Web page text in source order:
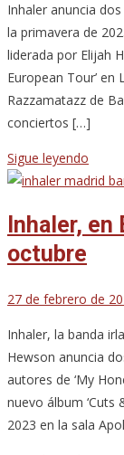
Inhaler anuncia
la primavera de
liderada por Elijah
European Tour’ en
Razzamatazz de
conciertos […]
Sigue leyendo
Inhaler,
octubre
27 de febrero de
Inhaler, la banda
Hewson anuncia
autores de ‘My
nuevo álbum ‘Cuts
2023 en la sala